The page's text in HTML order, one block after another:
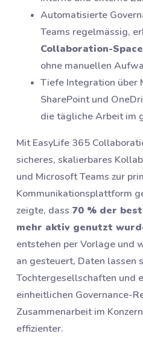
Automatisierte
Teams regelmässig,
Collaboration-
ohne manuellen
Tiefe Integration über
SharePoint und
die tägliche Arbeit im
Mit EasyLife 365
sicheres, skalierbares
und Microsoft Teams zur
Kommunikationsplattform
zeigte, dass 70 % der
mehr aktiv genutzt
entstehen per Vorlage und
an gesteuert, Daten lassen
Tochtergesellschaften und
einheitlichen Governance-
Zusammenarbeit im
effizienter.